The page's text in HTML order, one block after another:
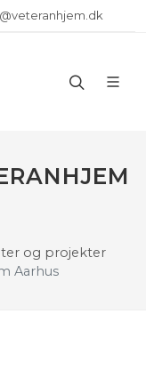
og projekter
Aarhus